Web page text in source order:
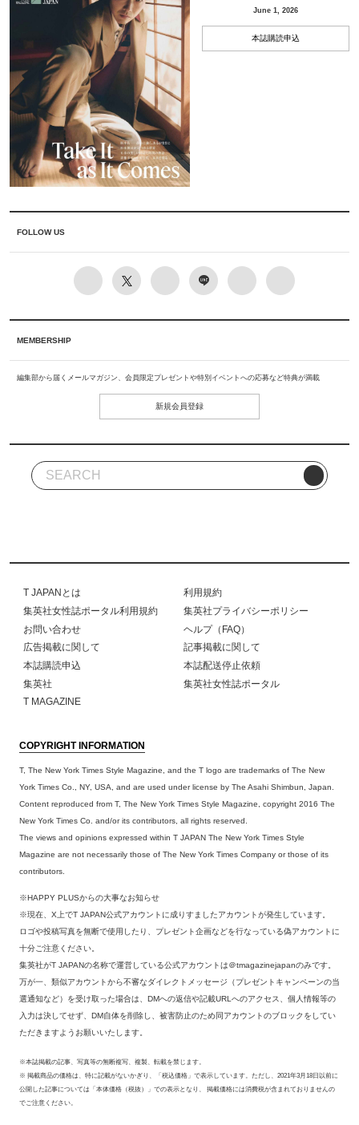
June 1, 2026
本誌購読申込
FOLLOW US
MEMBERSHIP
編集部から届くメールマガジン、会員限定プレゼントや特別イベントへの応募など特典が満載
新規会員登録
T JAPANとは
利用規約
集英社女性誌ポータル利用規約
集英社プライバシーポリシー
お問い合わせ
ヘルプ（FAQ）
広告掲載に関して
記事掲載に関して
本誌購読申込
本誌配送停止依頼
集英社
集英社女性誌ポータル
T MAGAZINE
COPYRIGHT INFORMATION
T, The New York Times Style Magazine, and the T logo are trademarks of The New
York Times Co., NY, USA, and are used under license by The Asahi Shimbun, Japan.
Content reproduced from T, The New York Times Style Magazine, copyright 2016 The
New York Times Co. and/or its contributors, all rights reserved.
The views and opinions expressed within T JAPAN The New York Times Style
Magazine are not necessarily those of The New York Times Company or those of its
contributors.
※HAPPY PLUSからの大事なお知らせ
※現在、X上でT JAPAN公式アカウントに成りすましたアカウントが発生しています。
ロゴや投稿写真を無断で使用したり、プレゼント企画などを行なっている偽アカウントに
十分ご注意ください。
集英社がT JAPANの名称で運営している公式アカウントは＠tmagazinejapanのみです。
万が一、類似アカウントから不審なダイレクトメッセージ（プレゼントキャンペーンの当
選通知など）を受け取った場合は、DMへの返信や記載URLへのアクセス、個人情報等の
入力は決してせず、DM自体を削除し、被害防止のため同アカウントのブロックをしてい
ただきますようお願いいたします。
※本誌掲載の記事、写真等の無断複写、複製、転載を禁じます。
※ 掲載商品の価格は、特に記載がないかぎり、「税込価格」で表示しています。ただし、2021年3月18日以前に
公開した記事については「本体価格（税抜）」での表示となり、 掲載価格には消費税が含まれておりませんの
でご注意ください。